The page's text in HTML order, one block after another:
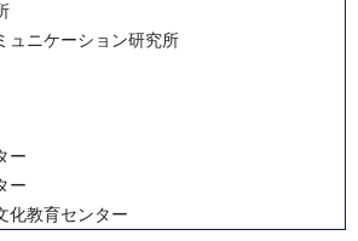
ュニケーション研究所
ー
ー
化教育センター